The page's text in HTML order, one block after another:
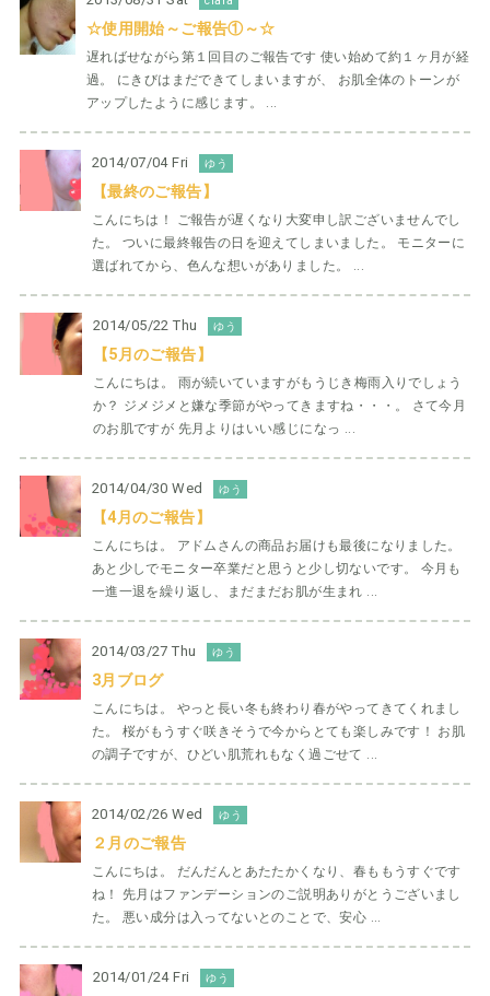
☆使用開始～ご報告①～☆
遅ればせながら第１回目のご報告です 使い始めて約１ヶ月が経
過。 にきびはまだできてしまいますが、 お肌全体のトーンが
アップしたように感じます。 ...
2014/07/04 Fri ゆう
【最終のご報告】
こんにちは！ ご報告が遅くなり大変申し訳ございませんでし
た。 ついに最終報告の日を迎えてしまいました。 モニターに
選ばれてから、色んな想いがありました。 ...
2014/05/22 Thu ゆう
【5月のご報告】
こんにちは。 雨が続いていますがもうじき梅雨入りでしょう
か？ ジメジメと嫌な季節がやってきますね・・・。 さて今月
のお肌ですが 先月よりはいい感じになっ ...
2014/04/30 Wed ゆう
【4月のご報告】
こんにちは。 アドムさんの商品お届けも最後になりました。
あと少しでモニター卒業だと思うと少し切ないです。 今月も
一進一退を繰り返し、まだまだお肌が生まれ ...
2014/03/27 Thu ゆう
3月ブログ
こんにちは。 やっと長い冬も終わり春がやってきてくれまし
た。 桜がもうすぐ咲きそうで今からとても楽しみです！ お肌
の調子ですが、ひどい肌荒れもなく過ごせて ...
2014/02/26 Wed ゆう
２月のご報告
こんにちは。 だんだんとあたたかくなり、春ももうすぐです
ね！ 先月はファンデーションのご説明ありがとうございまし
た。 悪い成分は入ってないとのことで、安心 ...
2014/01/24 Fri ゆう